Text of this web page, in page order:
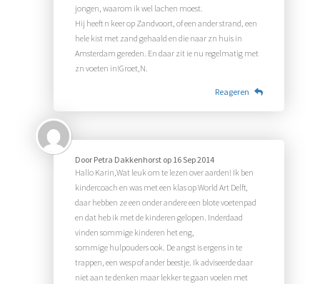
jongen, waarom ik wel lachen moest.
Hij heeft n keer op Zandvoort, of een ander strand, een
hele kist met zand gehaald en die naar zn huis in
Amsterdam gereden. En daar zit ie nu regelmatig met
zn voeten in!Groet,N.
Reageren
Door Petra Dakkenhorst op 16 Sep 2014
Hallo Karin,Wat leuk om te lezen over aarden! Ik ben
kindercoach en was met een klas op World Art Delft,
daar hebben ze een onder andere een blote voetenpad
en dat heb ik met de kinderen gelopen. Inderdaad
vinden sommige kinderen het eng,
sommige hulpouders ook. De angst is ergens in te
trappen, een wesp of ander beestje. Ik adviseerde daar
niet aan te denken maar lekker te gaan voelen met